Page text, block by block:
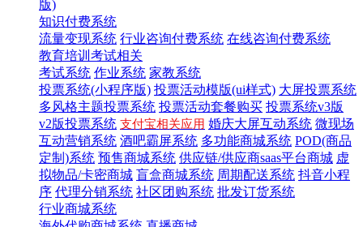
版)
知识付费系统
流量变现系统 行业咨询付费系统 在线咨询付费系统
教育培训考试相关
考试系统 作业系统 家教系统
投票系统(小程序版) 投票活动模版(ui样式) 大屏投票系统
多风格主题投票系统 投票活动套餐购买 投票系统v3版
v2版投票系统 支付宝相关应用 婚庆大屏互动系统 微现场
互动营销系统 酒吧霸屏系统 多功能商城系统 POD(商品
定制)系统 预售商城系统 供应链/供应商saas平台商城 虚
拟物品/卡密商城 盲盒商城系统 周期配送系统 抖音小程
序 代理分销系统 社区团购系统 批发订货系统
行业商城系统